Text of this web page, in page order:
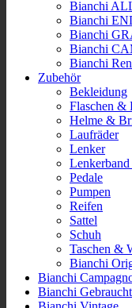
Bianchi
Bianchi
Bianchi
Bianchi
Bianchi
Zubehör
Bekleidung
Flaschen &
Helme &
Laufräder
Lenker
Pedale
Pumpen
Reifen
Sattel
Schuh
Taschen &
Bianchi
Bianchi
Bianchi Gebraucht